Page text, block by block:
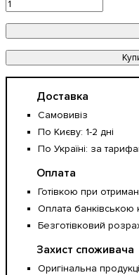
Доставка
Самовивіз
По Києву: 1-2 дні
По Україні: за
Оплата
Готівкою при
Оплата банківською
Безготівковий
Захист споживача
Оригінальна